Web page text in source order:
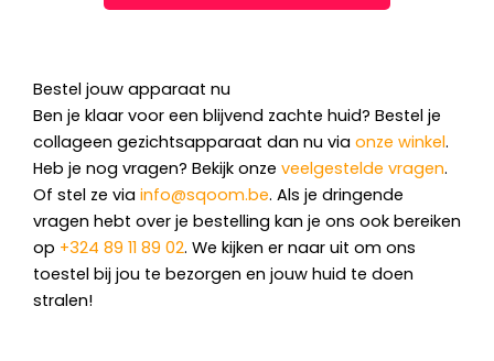
Bestel jouw apparaat nu
Ben je klaar voor een blijvend zachte huid? Bestel je
collageen gezichtsapparaat dan nu via onze winkel.
Heb je nog vragen? Bekijk onze veelgestelde vragen.
Of stel ze via info@sqoom.be. Als je dringende
vragen hebt over je bestelling kan je ons ook bereiken
op +324 89 11 89 02. We kijken er naar uit om ons
toestel bij jou te bezorgen en jouw huid te doen
stralen!